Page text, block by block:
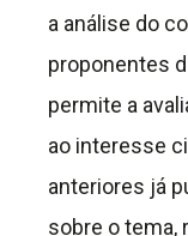
a análise do
proponentes
permite a
ao interesse
anteriores já
sobre o tema,